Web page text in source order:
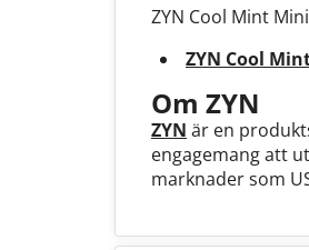
ZYN Cool Mint
ZYN Cool
Om ZYN
ZYN är en
engagemang att
marknader som